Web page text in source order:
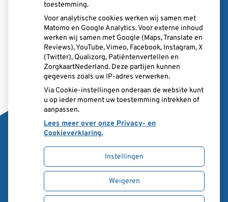
Nieuws
Let op: valse Infomedics-mails over openstaande
rekening
Tanden bleken? Laat het veilig doen!
Gezond tandvlees: de basis voor een gezonde mond
Uw Zorg Online|Beheer
toestemming.
Voor analytische cookies werken wij samen met
Matomo en Google Analytics. Voor externe inhoud
werken wij samen met Google (Maps, Translate en
Reviews), YouTube, Vimeo, Facebook, Instagram, X
(Twitter), Qualizorg, Patiëntenvertellen en
ZorgkaartNederland. Deze partijen kunnen
gegevens zoals uw IP-adres verwerken.
Via Cookie-instellingen onderaan de website kunt
u op ieder moment uw toestemming intrekken of
aanpassen.
Lees meer over onze Privacy- en
Cookieverklaring.
Instellingen
Weigeren